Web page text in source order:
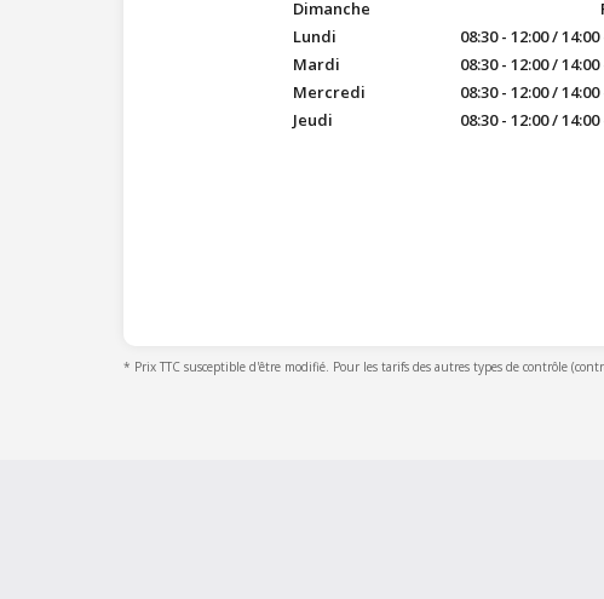
Dimanche
Lundi
08:30 - 12:00 / 14:00
Mardi
08:30 - 12:00 / 14:00
Mercredi
08:30 - 12:00 / 14:00
Jeudi
08:30 - 12:00 / 14:00
* Prix TTC susceptible d'être modifié. Pour les tarifs des autres types de contrôle